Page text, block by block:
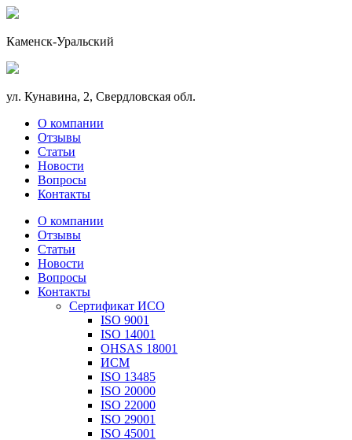
Каменск-Уральский
ул. Кунавина, 2, Свердловская обл.
О компании
Отзывы
Статьи
Новости
Вопросы
Контакты
О компании
Отзывы
Статьи
Новости
Вопросы
Контакты
Сертификат ИСО
ISO 9001
ISO 14001
OHSAS 18001
ИСМ
ISO 13485
ISO 20000
ISO 22000
ISO 29001
ISO 45001